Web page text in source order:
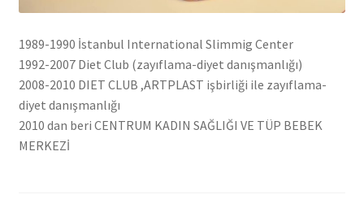
1989-1990 İstanbul International Slimmig Center
1992-2007 Diet Club (zayıflama-diyet danışmanlığı)
2008-2010 DIET CLUB ,ARTPLAST işbirliği ile zayıflama-
diyet danışmanlığı
2010 dan beri CENTRUM KADIN SAĞLIĞI VE TÜP BEBEK
MERKEZİ